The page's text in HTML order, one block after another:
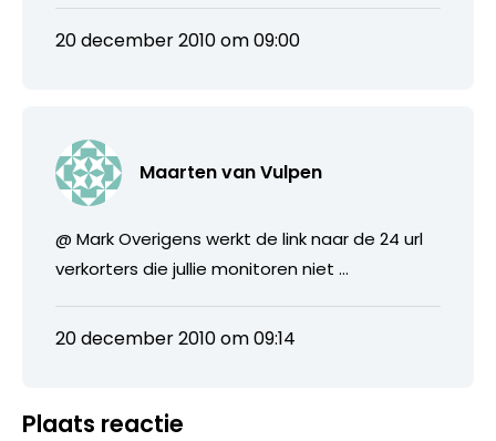
20 december 2010 om 09:00
Maarten van Vulpen
@ Mark Overigens werkt de link naar de 24 url
verkorters die jullie monitoren niet …
20 december 2010 om 09:14
Plaats reactie